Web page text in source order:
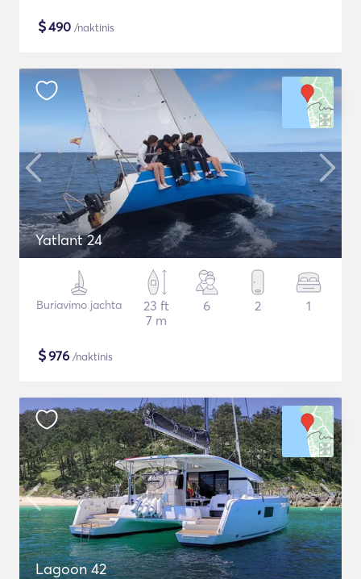
$490 /naktinis
Yatlant 24
Buriavimo jachta
23 ft
7 m
6 2 1
$976 /naktinis
Lagoon 42